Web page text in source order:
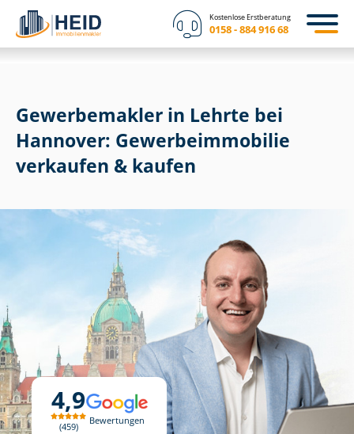
Kostenlose Erstberatung
0158 - 884 916 68
4,9
459
Bewertungen
Gewerbemakler in Lehrte bei
Hannover: Ge­wer­be­im­mo­bi­lie
verkaufen & kaufen